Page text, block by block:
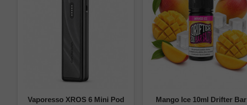
Vaporesso XROS 6 Mini Pod
Mango Ice 10ml Drifter Bar